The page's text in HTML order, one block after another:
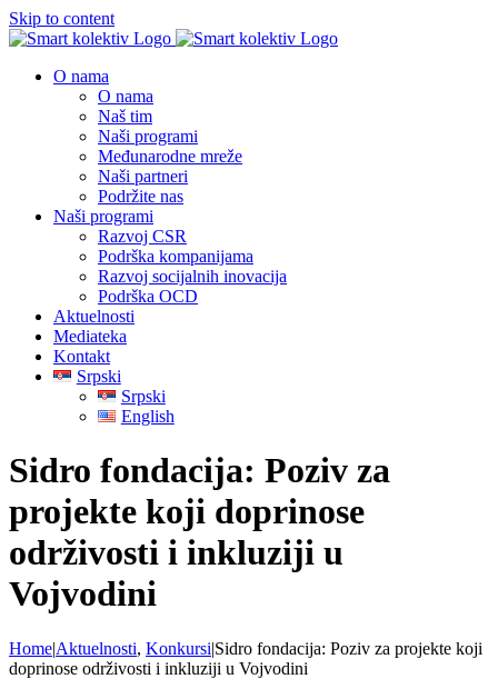
Skip to content
O nama
O nama
Naš tim
Naši programi
Međunarodne mreže
Naši partneri
Podržite nas
Naši programi
Razvoj CSR
Podrška kompanijama
Razvoj socijalnih inovacija
Podrška OCD
Aktuelnosti
Mediateka
Kontakt
Srpski
Srpski
English
Sidro fondacija: Poziv za
projekte koji doprinose
održivosti i inkluziji u
Vojvodini
Home|Aktuelnosti, Konkursi|Sidro fondacija: Poziv za projekte koji
doprinose održivosti i inkluziji u Vojvodini